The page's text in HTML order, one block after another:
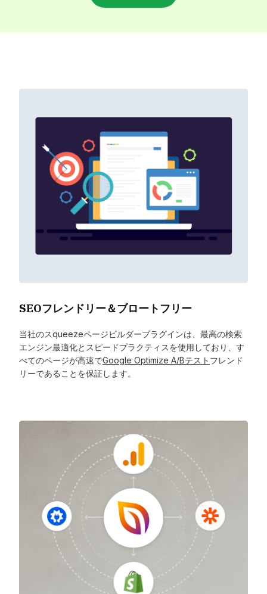
SEOフレンドリー＆ブロートフリー
当社のスqueezeページビルダープラグインは、最高の検索
エンジン最適化とスピードプラクティスを使用しており、す
べてのページが高速でGoogle Optimize A/Bテスト フレンド
リーであることを保証します。